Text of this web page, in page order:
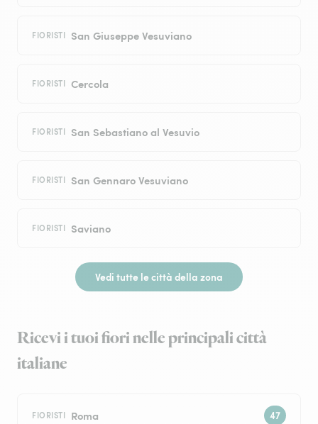
FIORISTI San Giuseppe Vesuviano
FIORISTI Cercola
FIORISTI San Sebastiano al Vesuvio
FIORISTI San Gennaro Vesuviano
FIORISTI Saviano
Vedi tutte le città della zona
Ricevi i tuoi fiori nelle principali città
italiane
FIORISTI Roma